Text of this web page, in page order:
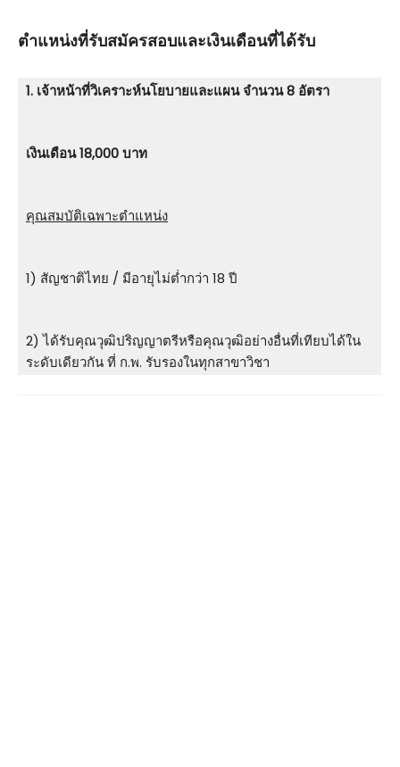
ตําแหน่งที่รับสมัครสอบและเงินเดือนที่ได้รับ
1. เจ้าหน้าที่วิเคราะห์นโยบายและแผน จำนวน 8 อัตรา
เงินเดือน 18,000 บาท
คุณสมบัติเฉพาะตำแหน่ง
1) สัญชาติไทย / มีอายุไม่ต่ำกว่า 18 ปี
2) ได้รับคุณวุฒิปริญญาตรีหรือคุณวุฒิอย่างอื่นที่เทียบได้ใน
ระดับเดียวกัน ที่ ก.พ. รับรองในทุกสาขาวิชา